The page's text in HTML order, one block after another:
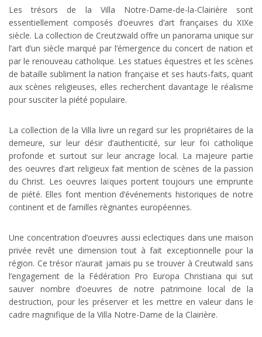
Les trésors de la Villa Notre-Dame-de-la-Clairière sont
essentiellement composés d’oeuvres d’art françaises du XIXe
siècle. La collection de Creutzwald offre un panorama unique sur
l’art d’un siècle marqué par l’émergence du concert de nation et
par le renouveau catholique. Les statues équestres et les scènes
de bataille subliment la nation française et ses hauts-faits, quant
aux scènes religieuses, elles recherchent davantage le réalisme
pour susciter la piété populaire.
La collection de la Villa livre un regard sur les propriétaires de la
demeure, sur leur désir d’authenticité, sur leur foi catholique
profonde et surtout sur leur ancrage local. La majeure partie
des oeuvres d’art religieux fait mention de scènes de la passion
du Christ. Les oeuvres laïques portent toujours une emprunte
de piété. Elles font mention d’événements historiques de notre
continent et de familles règnantes européennes.
Une concentration d’oeuvres aussi eclectiques dans une maison
privée revêt une dimension tout à fait exceptionnelle pour la
région. Ce trésor n’aurait jamais pu se trouver à Creutwald sans
l’engagement de la Fédération Pro Europa Christiana qui sut
sauver nombre d’oeuvres de notre patrimoine local de la
destruction, pour les préserver et les mettre en valeur dans le
cadre magnifique de la Villa Notre-Dame de la Clairière.